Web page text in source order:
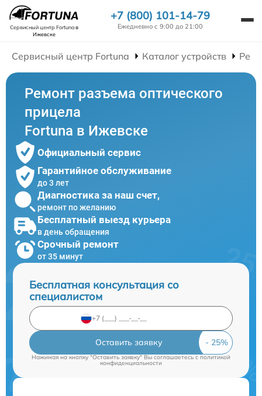
Сервисный центр Fortunaв
Ижевске
+7 (800) 101-14-79
Ежедневно с 9:00 до 21:00
Сервисный центр Fortuna Каталог устройств
Ремонт разъема оптического
прицела
Fortuna в Ижевске
Официальный сервис
Гарантийное обслуживание
до 3 лет
Диагностика за наш счет,
ремонт по желанию
Бесплатный выезд курьера
в день обращения
Срочный ремонт
от 35 минут
Бесплатная консультация со
специалистом
Оставить заявку
Нажимая на кнопку "Оставить заявку" Вы соглашаетесь cполитикой
конфиденциальности